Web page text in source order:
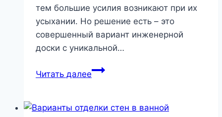
тем большие усилия возникают при их
усыхании. Но решение есть – это
совершенный вариант инженерной
доски с уникальной…
Читать далееУникальная
Bentline